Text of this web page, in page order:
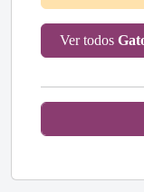
Ver todos